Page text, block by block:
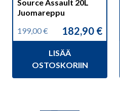
Source Assault 20L
Juomareppu
199,00€
Alkuperäinen
hinta
199,00 €.
182,90 €
Nykyinen
hinta
182,90 €.
LISÄÄ
OSTOSKORIIN